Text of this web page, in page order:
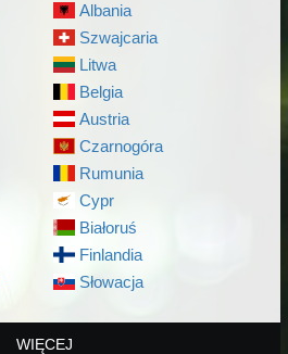
Albania
Szwajcaria
Litwa
Belgia
Austria
Czarnogóra
Rumunia
Cypr
Białoruś
Finlandia
Słowacja
WIĘCEJ